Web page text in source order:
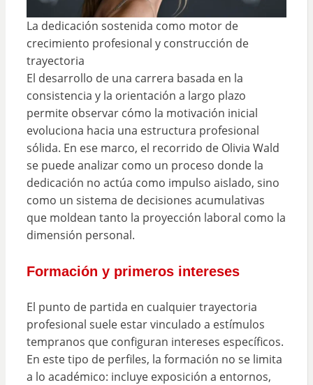
La dedicación sostenida como motor de
crecimiento profesional y construcción de
trayectoria
El desarrollo de una carrera basada en la
consistencia y la orientación a largo plazo
permite observar cómo la motivación inicial
evoluciona hacia una estructura profesional
sólida. En ese marco, el recorrido de Olivia Wald
se puede analizar como un proceso donde la
dedicación no actúa como impulso aislado, sino
como un sistema de decisiones acumulativas
que moldean tanto la proyección laboral como la
dimensión personal.
Formación y primeros intereses
El punto de partida en cualquier trayectoria
profesional suele estar vinculado a estímulos
tempranos que configuran intereses específicos.
En este tipo de perfiles, la formación no se limita
a lo académico: incluye exposición a entornos,